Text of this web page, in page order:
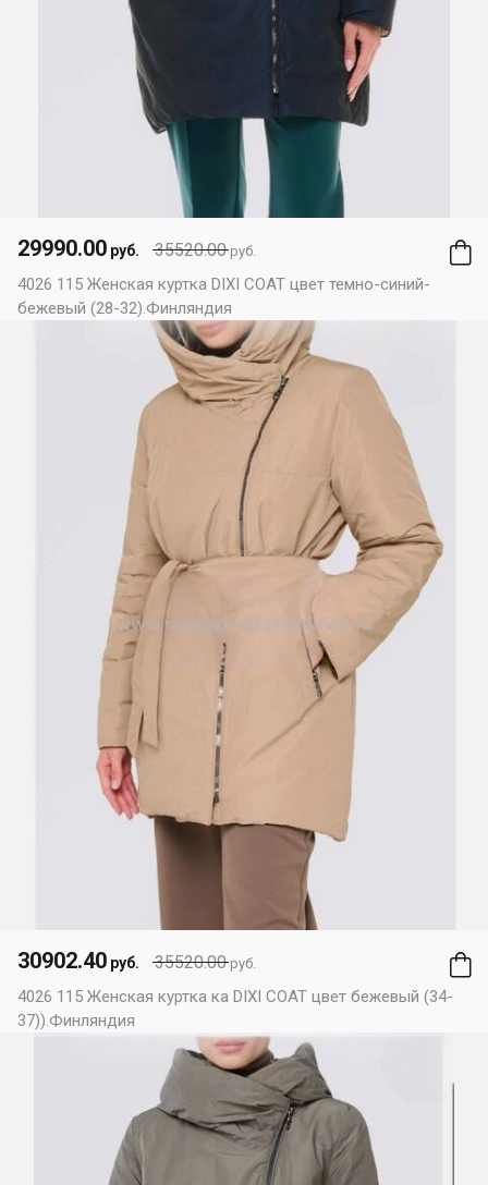
35520.00руб.
29990.00 руб.
4026 115 Женская куртка DIXI COAT цвет темно-синий-
бежевый (28-32).Финляндия
35520.00руб.
30902.40 руб.
4026 115 Женская куртка ка DIXI COAT цвет бежевый (34-
37)).Финляндия